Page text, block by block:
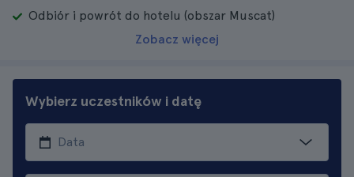
Odbiór i powrót do hotelu (obszar Muscat)
Zobacz więcej
Wybierz uczestników i datę